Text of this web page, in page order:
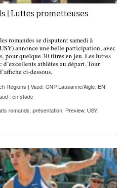
| Luttes prometteuses
romandes se disputent samedi à
annonce une belle participation, avec
pour quelque 30 titres en jeu. Les luttes
d’excellents athlètes au départ. Tour
ci-dessous.
Régions | Vaud CNP Lausanne/Aigle EN
: en stade
romands présentation Preview, USY,